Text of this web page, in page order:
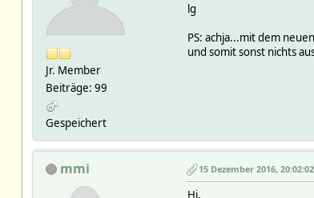
Jr. Member
Beiträge: 99
Gespeichert
lg
PS: achja...mit dem
und somit sonst nichts
mmi 15 Dezember 2016, 20:02:02
Hi,